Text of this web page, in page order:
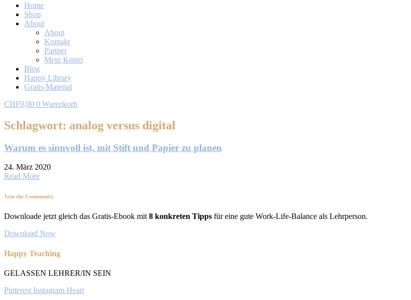
Home
Shop
About
About
Kontakt
Partner
Mein Konto
Blog
Happy Library
Gratis-Material
CHF0,00 0 Warenkorb
Schlagwort: analog versus digital
Warum es sinnvoll ist, mit Stift und Papier zu planen
24. März 2020
Read More
Join the Community
Downloade jetzt gleich das Gratis-Ebook mit 8 konkreten Tipps für eine gute Work-Life-Balance als Lehrperson.
Download Now
Happy Teaching
GELASSEN LEHRER/IN SEIN
Pinterest Instagram Heart